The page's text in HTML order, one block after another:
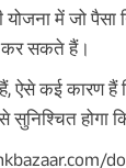
में जो पैसा
कर सकते हैं।
कई कारण हैं
होगा